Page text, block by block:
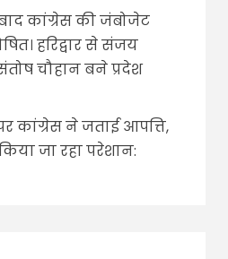
कांग्रेस की जंबोजेट
हरिद्वार से संजय
चौहान बने प्रदेश
कांग्रेस ने जताई आपत्ति,
जा रहा परेशान: